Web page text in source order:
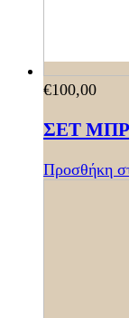
€100,00
ΣΕΤ
Προσθήκη